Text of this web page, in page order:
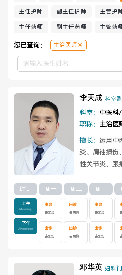
医技科室
专家团队
专家坐诊
门诊就诊指南
医院布局
出/入院服务
意见建议
院内新闻
主任护师 副主任护师 主管护
主任药师 副主任药师 主管药
您已查询： 主治医师
李天成 科室
科室： 中医科
职称： 主治医
擅长： 运用中
炎、肩袖损伤
性关节炎、跟
查看详情
时间
上午
Morning
下午
Afternoon
周一
出诊
去预约
出诊
去预约
周二
出诊
去预约
出诊
去预约
周三
出诊
去预约
出诊
去预约
邓华英 妇科